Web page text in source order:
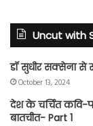
Uncut with
डॉ सुधीर सक्सेना से
October 13, 2024
देश के चर्चित कवि-
बातचीत- Part 1